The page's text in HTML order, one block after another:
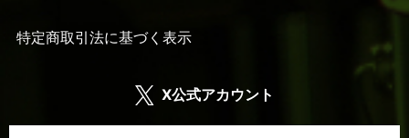
特定商取引法に基づく表示
X公式アカウント